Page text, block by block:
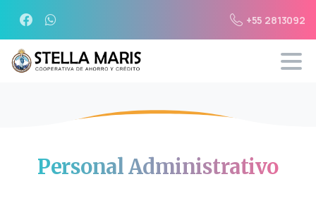
+55 2813092
PersonalAdministrativo